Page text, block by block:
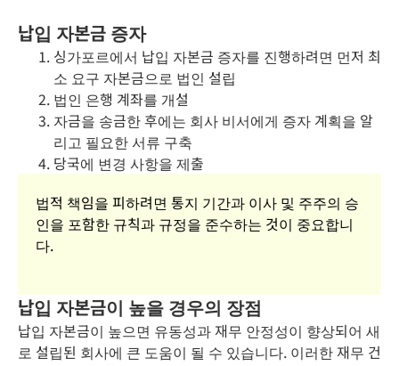
납입 자본금 증자
싱가포르에서 납입 자본금 증자를 진행하려면 먼저 최
소 요구 자본금으로 법인 설립
법인 은행 계좌를 개설
자금을 송금한 후에는 회사 비서에게 증자 계획을 알
리고 필요한 서류 구축
당국에 변경 사항을 제출
법적 책임을 피하려면 통지 기간과 이사 및 주주의 승
인을 포함한 규칙과 규정을 준수하는 것이 중요합니
다.
납입 자본금이 높을 경우의 장점
납입 자본금이 높으면 유동성과 재무 안정성이 향상되어 새
로 설립된 회사에 큰 도움이 될 수 있습니다. 이러한 재무 건